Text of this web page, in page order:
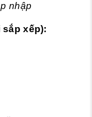
nhập
xếp):